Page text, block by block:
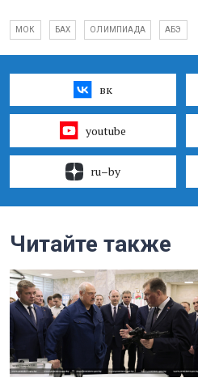
МОК БАХ ОЛИМПИАДА АБЭ
вк
youtube
ru–by
Читайте также